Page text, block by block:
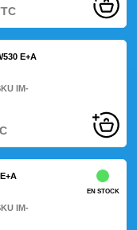
E+A
IM-
IM-
EN STOCK